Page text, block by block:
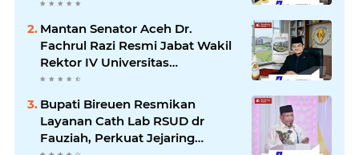
Mantan Senator Aceh Dr.
Fachrul Razi Resmi Jabat Wakil
Rektor IV Universitas
Kartamulia Purwakarta
Bupati Bireuen Resmikan
Layanan Cath Lab RSUD dr
Fauziah, Perkuat Jejaring